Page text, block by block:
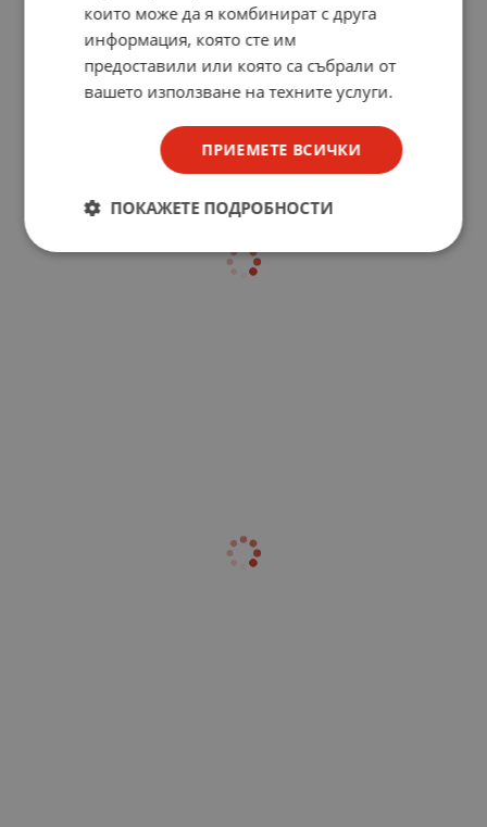
които може да я комбинират с друга
информация, която сте им
предоставили или която са събрали от
вашето използване на техните услуги.
ПРИЕМЕТЕ ВСИЧКИ
ПОКАЖЕТЕ ПОДРОБНОСТИ